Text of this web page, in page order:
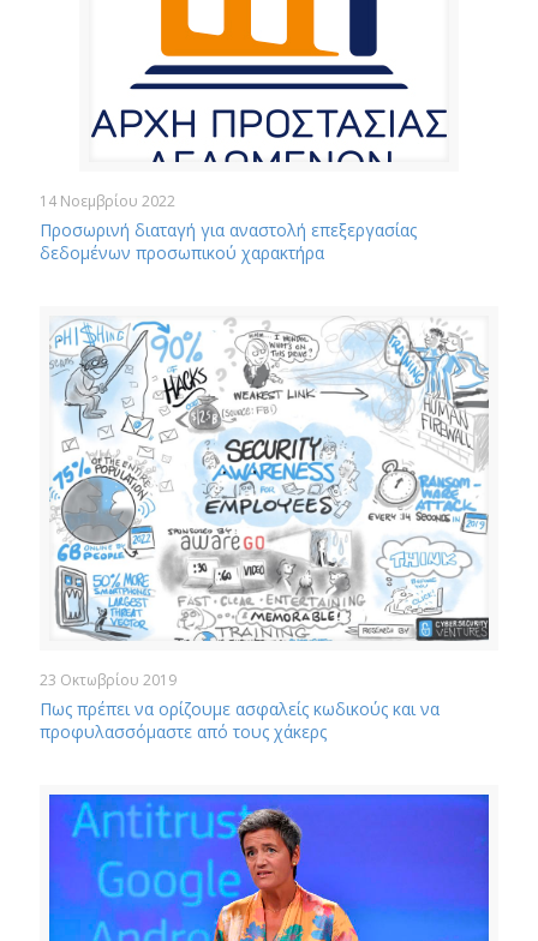
14 Νοεμβρίου 2022
Προσωρινή διαταγή για αναστολή επεξεργασίας
δεδομένων προσωπικού χαρακτήρα
23 Οκτωβρίου 2019
Πως πρέπει να ορίζουμε ασφαλείς κωδικούς και να
προφυλασσόμαστε από τους χάκερς